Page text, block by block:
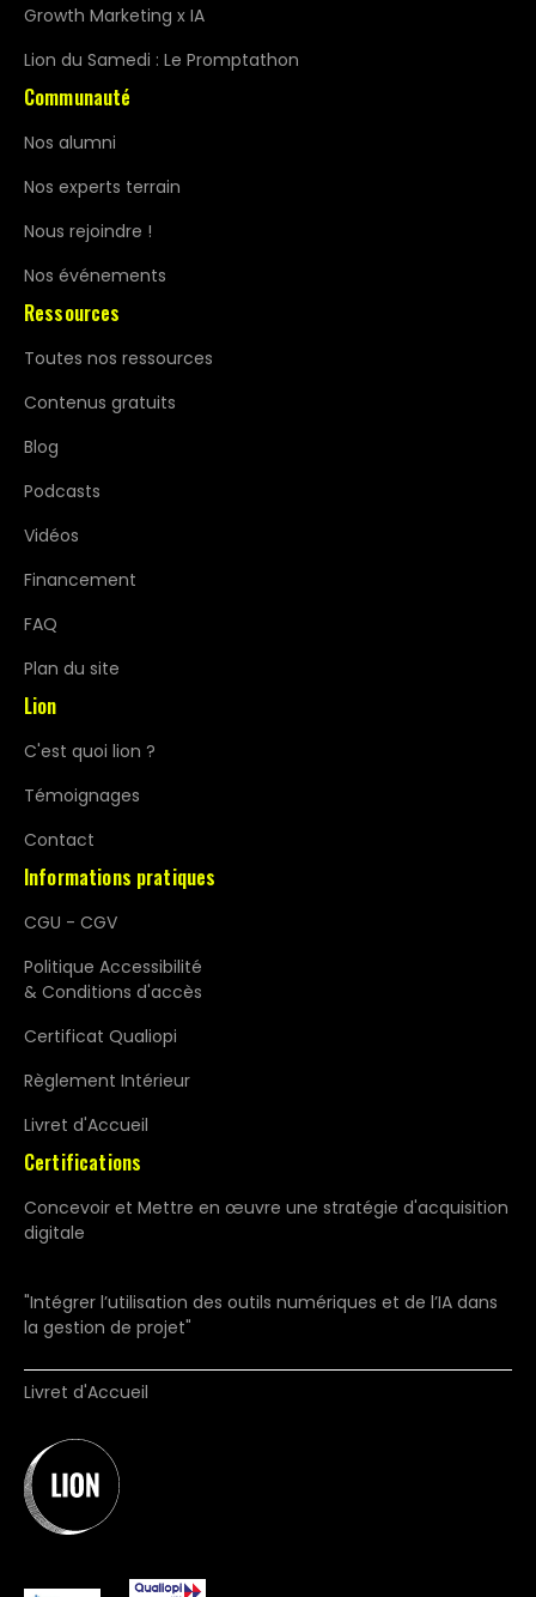
Growth Marketing x IA
Lion du Samedi : Le Promptathon
Communauté
Nos alumni
Nos experts terrain
Nous rejoindre !
Nos événements
Ressources
Toutes nos ressources
Contenus gratuits
Blog
Podcasts
Vidéos
Financement
FAQ
Plan du site
Lion
C'est quoi lion ?
Témoignages
Contact
Informations pratiques
CGU - CGV
Politique Accessibilité
& Conditions d'accès
Certificat Qualiopi
Règlement Intérieur
Livret d'Accueil
Certifications
Concevoir et Mettre en œuvre une stratégie d'acquisition
digitale
"Intégrer l’utilisation des outils numériques et de l’IA dans
la gestion de projet"
Livret d'Accueil